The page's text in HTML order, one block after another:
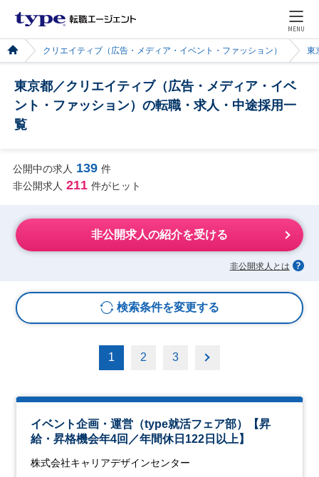
MENU
クリエイティブ（広告・メディア・イベント・ファッション） 東
東京都／クリエイティブ（広告・メディア・イベ
ント・ファッション）の転職・求人・中途採用一
覧
公開中の求人 139 件
非公開求人 211 件がヒット
非公開求人の紹介を受ける
非公開求人とは
検索条件を変更する
1 2 3
イベント企画・運営（type就活フェア部）【昇
給・昇格機会年4回／年間休日122日以上】
株式会社キャリアデザインセンター